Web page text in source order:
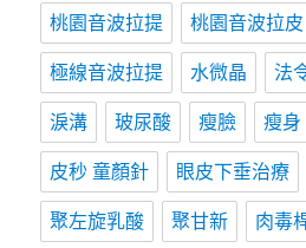
桃園音波拉提 桃園音波拉皮
極線音波拉提 水微晶 法
淚溝 玻尿酸 瘦臉 瘦身
皮秒 童顏針 眼皮下垂治療
聚左旋乳酸 聚甘新 肉毒